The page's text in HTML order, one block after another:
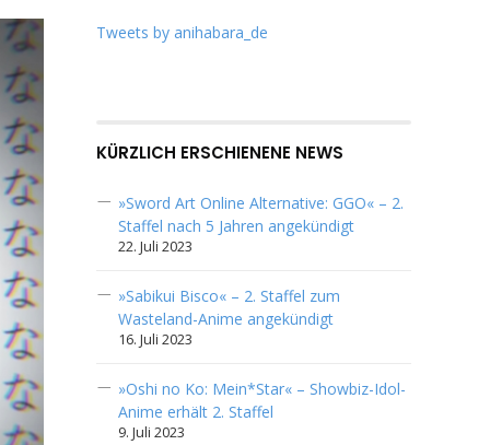
Tweets by anihabara_de
KÜRZLICH ERSCHIENENE NEWS
»Sword Art Online Alternative: GGO« – 2.
Staffel nach 5 Jahren angekündigt
22. Juli 2023
»Sabikui Bisco« – 2. Staffel zum
Wasteland-Anime angekündigt
16. Juli 2023
»Oshi no Ko: Mein*Star« – Showbiz-Idol-
Anime erhält 2. Staffel
9. Juli 2023